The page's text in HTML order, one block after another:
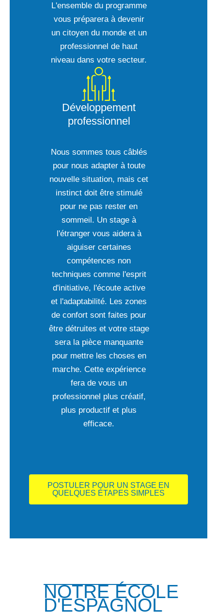
L'ensemble du programme
vous préparera à devenir
un citoyen du monde et un
professionnel de haut
niveau dans votre secteur.
Développement
professionnel
Nous sommes tous câblés
pour nous adapter à toute
nouvelle situation, mais cet
instinct doit être stimulé
pour ne pas rester en
sommeil. Un stage à
l'étranger vous aidera à
aiguiser certaines
compétences non
techniques comme l'esprit
d'initiative, l'écoute active
et l'adaptabilité. Les zones
de confort sont faites pour
être détruites et votre stage
sera la pièce manquante
pour mettre les choses en
marche. Cette expérience
fera de vous un
professionnel plus créatif,
plus productif et plus
efficace.
POSTULER POUR UN STAGE EN
QUELQUES ÉTAPES SIMPLES
NOTRE ÉCOLE
D'ESPAGNOL